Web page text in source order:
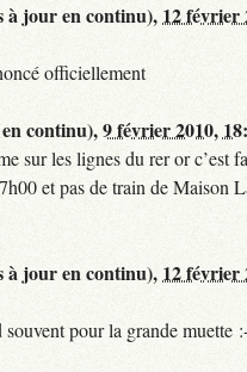
à jour en continu), 12 février
officiellement
continu),9 février 2010,
sur les lignes du rer or c’est
et pas de train de Maison
à jour en continu), 12 février
pour la grande muette